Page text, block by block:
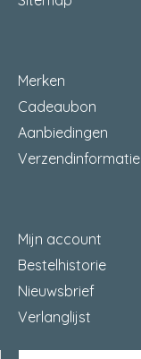
Merken
Cadeaubon
Aanbiedingen
Verzendinformatie
Mijn account
Bestelhistorie
Nieuwsbrief
Verlanglijst